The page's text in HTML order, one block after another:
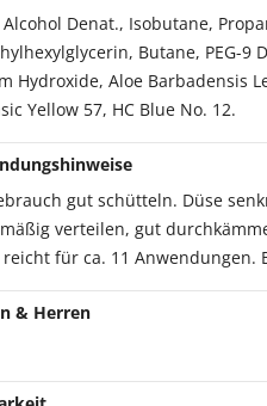
Denat., Isobutane,
Butane, PEG-9
Hydroxide, Aloe Barbadensis
Yellow 57, HC Blue No. 12.
gut schütteln. Düse
verteilen, gut
für ca. 11
& Herren